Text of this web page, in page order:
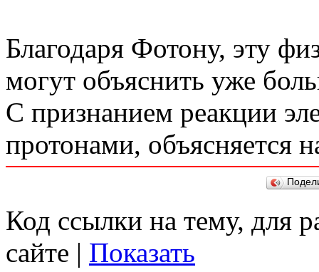
Благодаря Фотону, эту
могут объяснить уже
С признанием реакции
протонами, объясняется
Код ссылки на тему, для
сайте | Показать